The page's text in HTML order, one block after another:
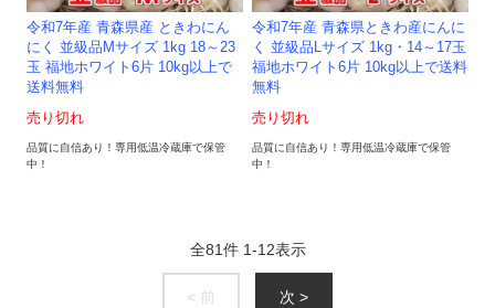
令和7年産 青森県産 ときわにん
にく 並級品Mサイズ 1kg 18～23
玉 福地ホワイト6片 10kg以上で
送料無料
売り切れ
品質に自信あり！専用低温冷蔵庫で保管
中！
令和7年産 青森県ときわ産にんに
く 並級品Lサイズ 1kg・14～17玉
福地ホワイト6片 10kg以上で送料
無料
売り切れ
品質に自信あり！専用低温冷蔵庫で保管
中！
全81件 1-12表示
< 前 次 >